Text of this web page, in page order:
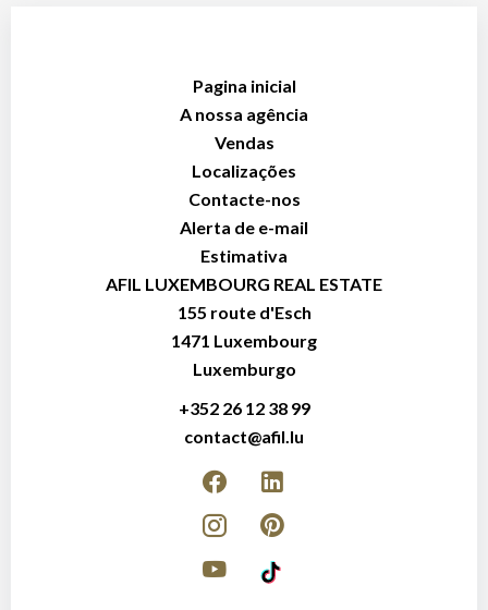
Pagina inicial
A nossa agência
Vendas
Localizações
Contacte-nos
Alerta de e-mail
Estimativa
AFIL LUXEMBOURG REAL ESTATE
155 route d'Esch
1471 Luxembourg
Luxemburgo
+352 26 12 38 99
contact@afil.lu